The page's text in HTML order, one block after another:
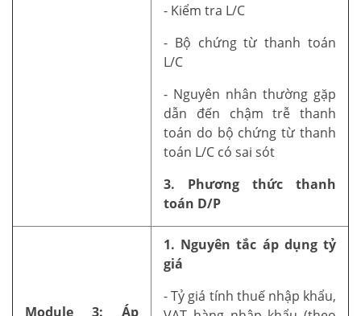
- Kiểm tra L/C
- Bộ chứng từ thanh toán
L/C
- Nguyên nhân thường gặp
dẫn đến chậm trễ thanh
toán do bộ chứng từ thanh
toán L/C có sai sót
3. Phương thức thanh
toán D/P
Module 3: Áp
1. Nguyên tắc áp dụng tỷ
giá
- Tỷ giá tính thuế nhập khẩu,